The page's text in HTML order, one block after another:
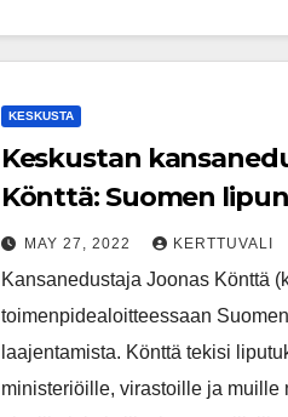
KESKUSTA
Keskustan
Könttä: Suomen
laajennettava
MAY 27, 2022 KERTTUVALI
Kansanedustaja Joonas Könttä
toimenpidealoitteessaan
laajentamista. Könttä tekisi
ministeriöille, virastoille ja muille